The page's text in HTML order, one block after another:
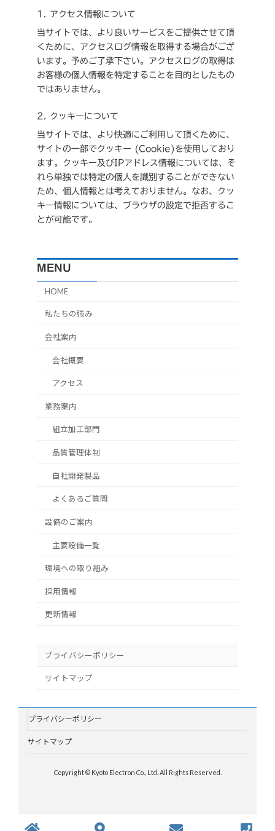
1. アクセス情報について
当サイトでは、より良いサービスをご提供させて頂
くために、アクセスログ情報を取得する場合がござ
います。予めご了承下さい。アクセスログの取得は
お客様の個人情報を特定することを目的としたもの
ではありません。
2. クッキーについて
当サイトでは、より快適にご利用して頂くために、
サイトの一部でクッキー (Cookie)を使用しており
ます。クッキー及びIPアドレス情報については、そ
れら単独では特定の個人を識別することができない
ため、個人情報とは考えておりません。なお、クッ
キー情報については、ブラウザの設定で拒否するこ
とが可能です。
MENU
HOME
私たちの強み
会社案内
会社概要
アクセス
業務案内
組立加工部門
品質管理体制
自社開発製品
よくあるご質問
設備のご案内
主要設備一覧
環境への取り組み
採用情報
更新情報
プライバシーポリシー
サイトマップ
プライバシーポリシー
サイトマップ
Copyright © Kyoto Electron Co., Ltd. All Rights Reserved.